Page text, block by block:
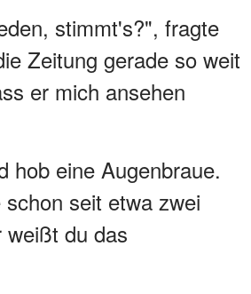
stimmt's?", fragte
Zeitung gerade so weit
er mich ansehen
hob eine Augenbraue.
seit etwa zwei
weißt du das